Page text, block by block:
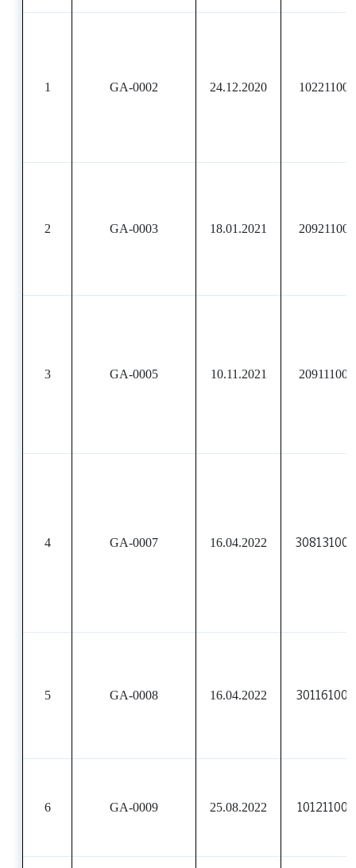
1 GA-0002 24.12.2020
2 GA-0003 18.01.2021
3 GA-0005 10.11.2021
4 GA-0007 16.04.2022
5 GA-0008 16.04.2022
6 GA-0009 25.08.2022